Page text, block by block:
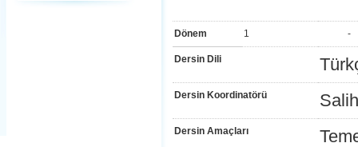
Dönem 1 -
Dersin Dili
Dersin Koordinatörü
Dersin Amaçları